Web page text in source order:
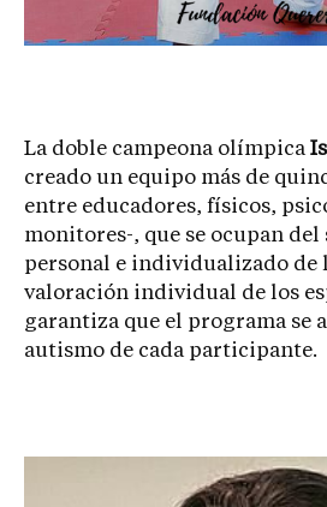
La doble campeona olímpica
creado un equipo más de
entre educadores, físicos,
monitores-, que se ocupan
personal e individualizado de
valoración individual de los
garantiza que el programa se
autismo de cada participante.